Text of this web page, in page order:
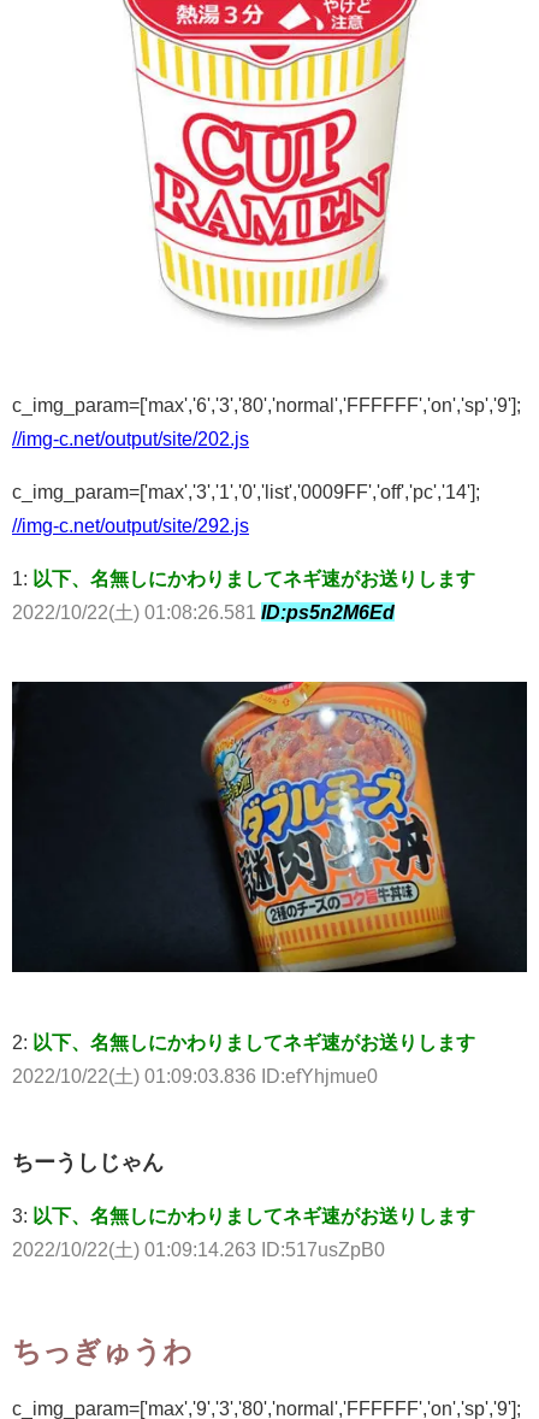
c_img_param=['max','6','3','80','normal','FFFFFF','on','sp','9'];
//img-c.net/output/site/202.js
c_img_param=['max','3','1','0','list','0009FF','off','pc','14'];
//img-c.net/output/site/292.js
1: 以下、名無しにかわりましてネギ速がお送りします
2022/10/22(土) 01:08:26.581 ID:ps5n2M6Ed
2: 以下、名無しにかわりましてネギ速がお送りします
2022/10/22(土) 01:09:03.836 ID:efYhjmue0
ちーうしじゃん
3: 以下、名無しにかわりましてネギ速がお送りします
2022/10/22(土) 01:09:14.263 ID:517usZpB0
ちっぎゅうわ
c_img_param=['max','9','3','80','normal','FFFFFF','on','sp','9'];